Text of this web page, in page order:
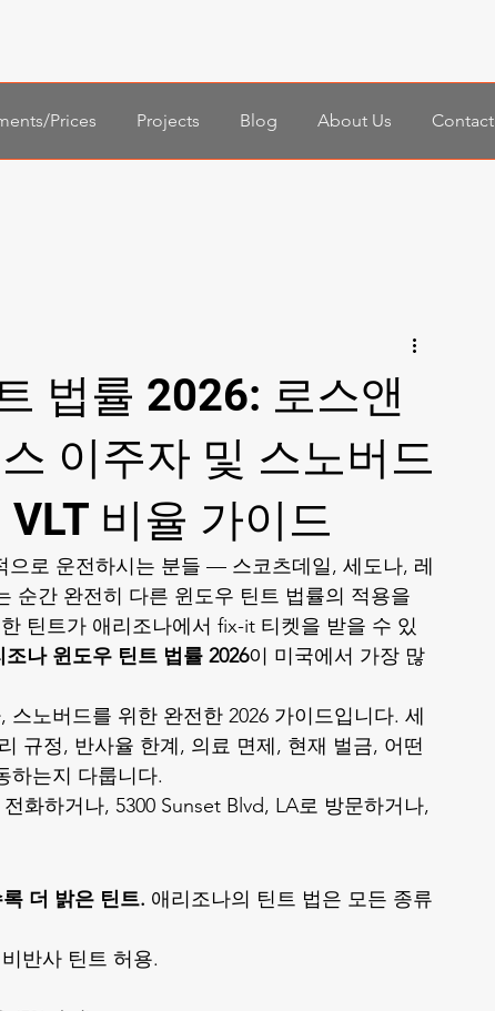
Prices Projects Blog About Us Contact
법률 2026: 로스앤
이주자 및 스노버드
비율 가이드
으로 운전하시는 분들 — 스코츠데일, 세도나, 레
간 완전히 다른 윈도우 틴트 법률의 적용을
틴트가 애리조나에서 fix-it 티켓을 받을 수 있
조나 윈도우 틴트 법률 2026이 미국에서 가장 많
노버드를 위한 완전한 2026 가이드입니다. 세
규정, 반사율 한계, 의료 면제, 현재 벌금, 어떤
하는지 다룹니다.
화하거나, 5300 Sunset Blvd, LA로 방문하거나,
더 밝은 틴트. 애리조나의 틴트 법은 모든 종류
반사 틴트 허용.